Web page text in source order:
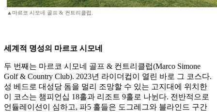
▲마르코 시모네 골프 & 컨트리클럽.
세계적 명성의 마르코 시모네
두 번째는 마르코 시모네 골프 & 컨트리클럽(Marco Simone
Golf & Country Club). 2023년 라이더컵이 열린 바로 그 코스다.
성 베드로 대성당 돔을 멀리 조망할 수 있는 고지대에 위치한
이 코스는 챔피언십 18홀과 리조트 9홀로 나뉜다. 전반적으로
언듈레이션이 심하고, 파5 홀들은 도그레그와 블라인드 구간